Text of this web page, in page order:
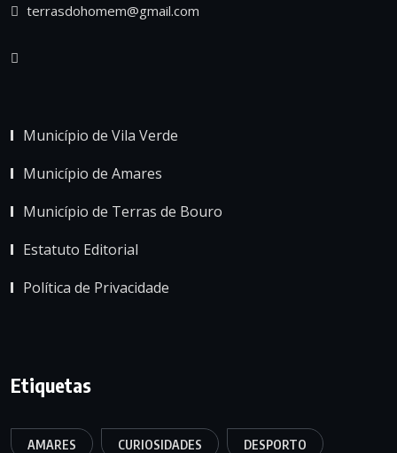
terrasdohomem@gmail.com
Município de Vila Verde
Município de Amares
Município de Terras de Bouro
Estatuto Editorial
Política de Privacidade
Etiquetas
AMARES CURIOSIDADES DESPORTO